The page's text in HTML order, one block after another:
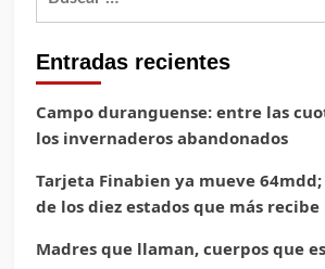
Entradas recientes
Campo duranguense: entre las
los invernaderos abandonados
Tarjeta Finabien ya mueve
de los diez estados que más recibe
Madres que llaman, cuerpos que